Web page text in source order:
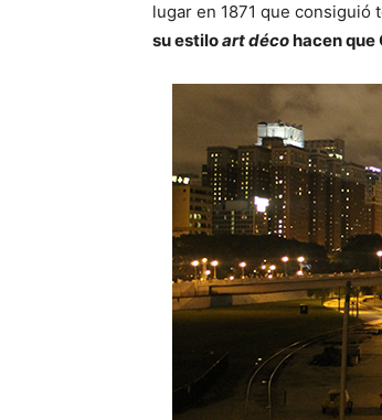
lugar en 1871 que consiguió
su estiloart décohacen que